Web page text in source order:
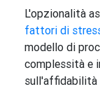
L'opzionalità
fattori di
modello di
complessità e
sull'affidabilità